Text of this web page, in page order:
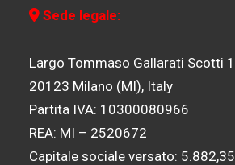
Sede legale:
Largo Tommaso Gallarati Scotti 1
20123 Milano (MI), Italy
Partita IVA: 10300080966
REA: MI – 2520672
Capitale sociale versato: 5.882,35